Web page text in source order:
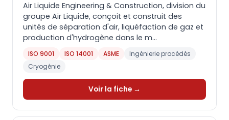
Air Liquide Engineering & Construction, division du
groupe Air Liquide, conçoit et construit des
unités de séparation d'air, liquéfaction de gaz et
production d'hydrogène dans le m...
ISO 9001 ISO 14001 ASME
Ingénierie procédés
Cryogénie
Voir la fiche →